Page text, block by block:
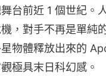
台前近 1 個世紀。
，對手不再是單純
物體釋放出來的
極具末日科幻感。